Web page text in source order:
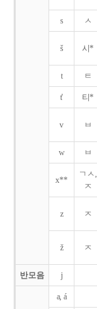
s ㅅ
š 시*
t ㅌ
t' 티*
v ㅂ
w ㅂ
x**
ㄱㅅ,
ㅈ
z ㅈ
ž ㅈ
반모음 j
a, á